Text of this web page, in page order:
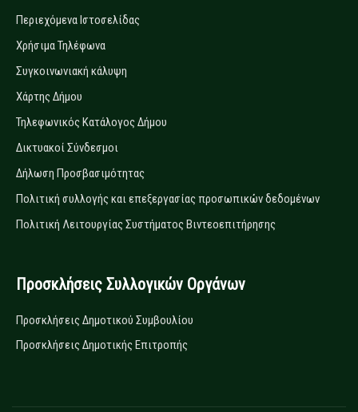
Περιεχόμενα Ιστοσελίδας
Χρήσιμα Τηλέφωνα
Συγκοινωνιακή κάλυψη
Χάρτης Δήμου
Τηλεφωνικός Κατάλογος Δήμου
Δικτυακοί Σύνδεσμοι
Δήλωση Προσβασιμότητας
Πολιτική συλλογής και επεξεργασίας προσωπικών δεδομένων
Πολιτική Λειτουργίας Συστήματος Βιντεοεπιτήρησης
Προσκλήσεις Συλλογικών Οργάνων
Προσκλήσεις Δημοτικού Συμβουλίου
Προσκλήσεις Δημοτικής Επιτροπής